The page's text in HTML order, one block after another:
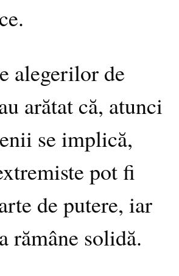
alegerilor de
arătat că, atunci
se implică,
pot fi
de putere, iar
rămâne solidă.